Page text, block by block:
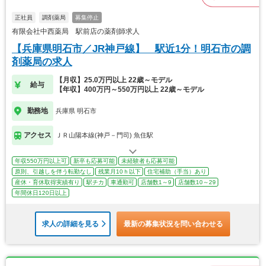
正社員 調剤薬局 募集停止
有限会社中西薬局 駅前店の薬剤師求人
【兵庫県明石市／JR神戸線】 駅近1分！明石市の調
剤薬局の求人
給与
【月収】25.0万円以上 22歳～モデル
【年収】400万円～550万円以上 22歳～モデル
勤務地 兵庫県 明石市
アクセス ＪＲ山陽本線(神戸－門司) 魚住駅
年収550万円以上可 新卒も応募可能
未経験者も応募可能
原則、引越しを伴う転勤なし
残業月10ｈ以下
住宅補助（手当）あり
産休・育休取得実績有り
駅チカ 車通勤可 店舗数1～9
店舗数10～29
年間休日120日以上
求人の詳細を見る 最新の募集状況を問い合わせる